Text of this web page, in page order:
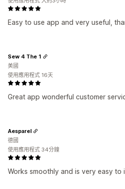
Easy to use app and very useful,
Great app wonderful customer
Sew 4 The 1
美國
使用應用程式 16天
Works smoothly and is very easy to
Aesparel
德國
使用應用程式 34分鐘